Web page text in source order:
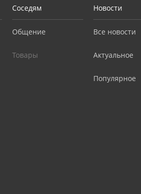
Соседям
Общение
Товары
Новости
Все новости
Актуальное
Популярное